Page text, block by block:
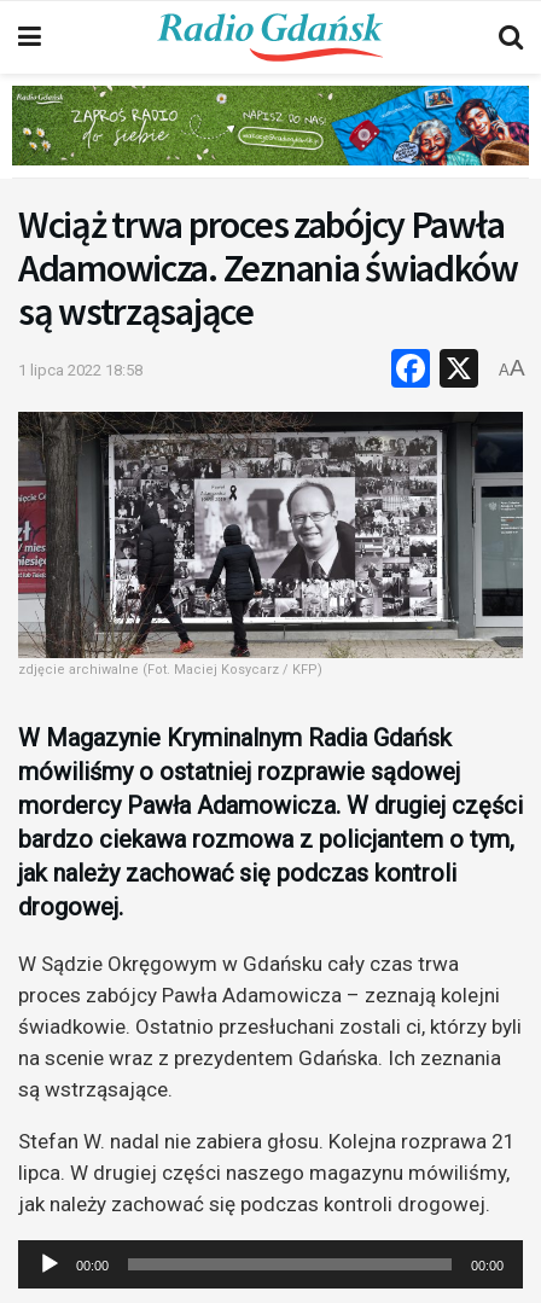
Wciąż trwa proces zabójcy Pawła
Adamowicza. Zeznania świadków
są wstrząsające
1 lipca 2022 18:58 X
AA
zdjęcie archiwalne (Fot. Maciej Kosycarz / KFP)
W Magazynie Kryminalnym Radia Gdańsk
mówiliśmy o ostatniej rozprawie sądowej
mordercy Pawła Adamowicza. W drugiej części
bardzo ciekawa rozmowa z policjantem o tym,
jak należy zachować się podczas kontroli
drogowej.
W Sądzie Okręgowym w Gdańsku cały czas trwa
proces zabójcy Pawła Adamowicza – zeznają kolejni
świadkowie. Ostatnio przesłuchani zostali ci, którzy byli
na scenie wraz z prezydentem Gdańska. Ich zeznania
są wstrząsające.
Stefan W. nadal nie zabiera głosu. Kolejna rozprawa 21
lipca. W drugiej części naszego magazynu mówiliśmy,
jak należy zachować się podczas kontroli drogowej.
Odtwarzacz
plików
00:00 00:00